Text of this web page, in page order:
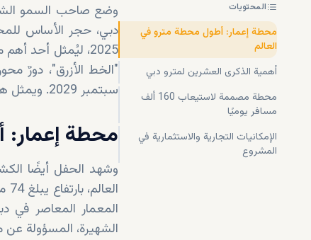
المحتويات
محطة إعمار: أطول محطة مترو في
العالم
أهمية الذكرى العشرين لمترو دبي
محطة مصممة لاستيعاب 160 ألف
مسافر يوميًا
الإمكانيات التجارية والاستثمارية في
المشروع
وضع صاحب السمو
دبي، حجر الأساس
2025، ليُمثل أحد
سبتمبر 2029. ويمثل هذا المشروع تقدمًا ملحوظًا في تعزيز
محطة إعمار:
وشهد الحفل أيضًا
الشهيرة، المسؤولة عن